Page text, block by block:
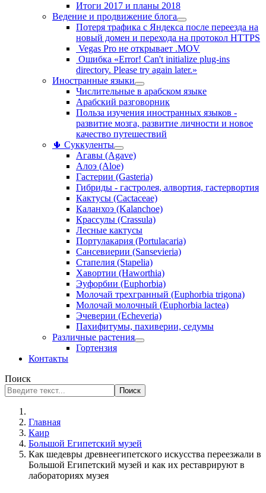
Итоги 2017 и планы 2018
Ведение и продвижение блога
Потеря трафика с Яндекса после переезда на
новый домен и перехода на протокол HTTPS
Vegas Pro не открывает .MOV
Ошибка «Error! Can't initialize plug-ins
directory. Please try again later.»
Иностранные языки
Числительные в арабском языке
Арабский разговорник
Польза изучения иностранных языков -
развитие мозга, развитие личности и новое
качество путешествий
🌵 Суккуленты
Агавы (Agave)
Алоэ (Aloe)
Гастерии (Gasteria)
Гибриды - гастролея, алвортия, гастервортия
Кактусы (Cactaceae)
Каланхоэ (Kalanchoe)
Крассулы (Crassula)
Лесные кактусы
Портулакария (Portulacaria)
Сансевиерии (Sansevieria)
Стапелия (Stapelia)
Хавортии (Haworthia)
Эуфорбии (Euphorbia)
Молочай трехгранный (Euphorbia trigona)
Молочай молочный (Euphorbia lactea)
Эчеверии (Echeveria)
Пахифитумы, пахиверии, седумы
Различные растения
Гортензия
Контакты
Поиск
Поиск
Главная
Каир
Большой Египетский музей
Как шедевры древнеегипетского искусства переезжали в
Большой Египетский музей и как их реставрируют в
лабораториях музея